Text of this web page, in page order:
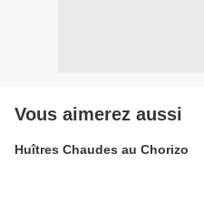
Vous aimerez aussi
Huîtres Chaudes au Chorizo